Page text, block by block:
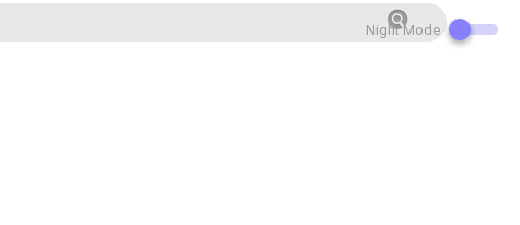
Night Mode